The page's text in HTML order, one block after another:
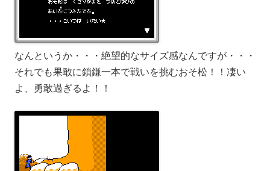
なんというか・・・絶望的なサイズ感なんですが・・・
それでも果敢に鎖鎌一本で戦いを挑むおそ松！！凄い
よ、勇敢過ぎるよ！！